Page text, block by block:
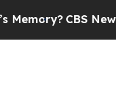
CBS News